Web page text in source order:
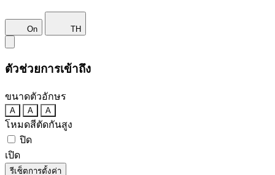
On TH
ตัวช่วยการเข้าถึง
ขนาดตัวอักษร
A A A
โหมดสีตัดกันสูง
ปิด
เปิด
รีเซ็ตการตั้งค่า